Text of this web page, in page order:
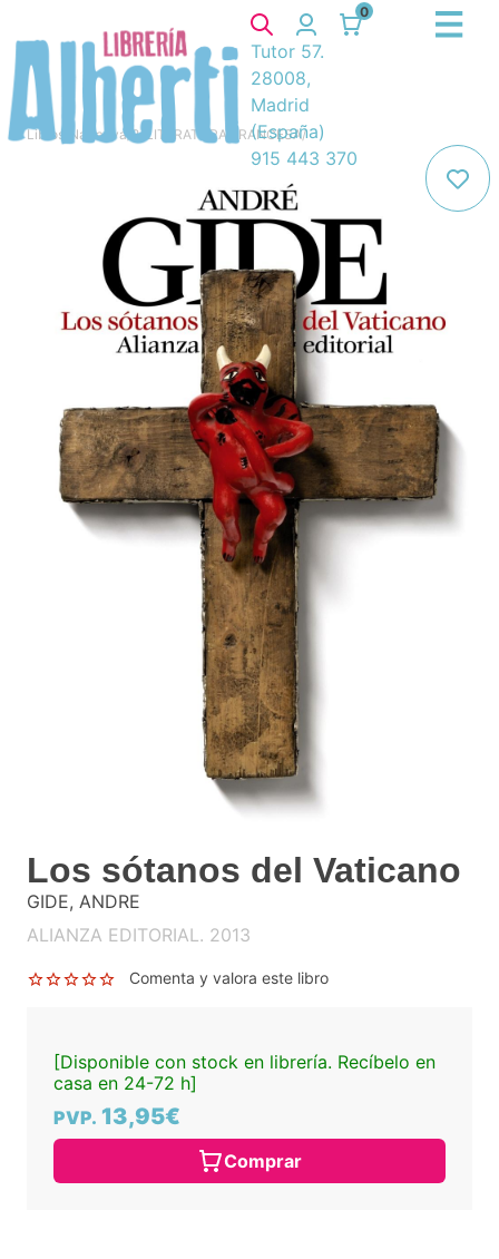
0
Tutor 57.
28008,
Madrid
(España)
915 443 370
Libros Narrativa/ 8. LITERATURA FRANCESA/
Los sótanos del Vaticano
GIDE, ANDRE
ALIANZA EDITORIAL. 2013
Comenta y valora este libro
[Disponible con stock en librería. Recíbelo en
casa en 24-72 h]
PVP. 13,95€
Comprar